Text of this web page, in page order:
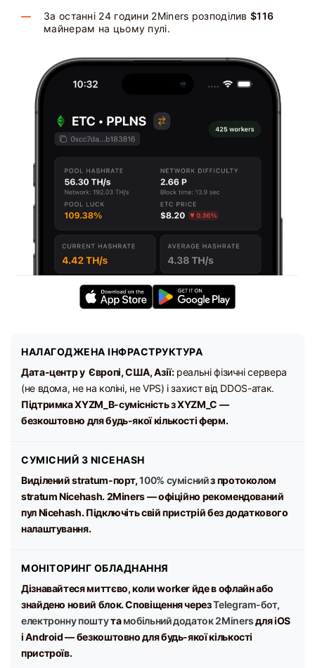
За останні 24 години 2Miners розподілив $116
майнерам на цьому пулі.
НАЛАГОДЖЕНА ІНФРАСТРУКТУРА
Дата-центр у Європі, США, Азії:реальні фізичні сервера
(не вдома, не на коліні, не VPS) і захист від DDOS-атак.
Підтримка XYZM_B-сумісність з XYZM_C —
безкоштовно для будь-якої кількості ферм.
СУМІСНИЙ З NICEHASH
Виділений stratum-порт,100% суміснийз протоколом
stratum Nicehash. 2Miners — офіційно рекомендований
пул Nicehash. Підключіть свій пристрій без додаткового
налаштування.
МОНІТОРИНГ ОБЛАДНАННЯ
Дізнавайтеся миттєво, коли worker йде в офлайн або
знайдено новий блок. Сповіщення черезTelegram-бот,
електронну поштутамобільний додаток 2Minersдля iOS
і Android — безкоштовно для будь-якої кількості
пристроїв.